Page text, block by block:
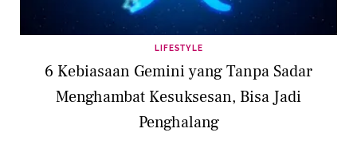
LIFESTYLE
6 Kebiasaan Gemini yang Tanpa Sadar
Menghambat Kesuksesan, Bisa Jadi
Penghalang